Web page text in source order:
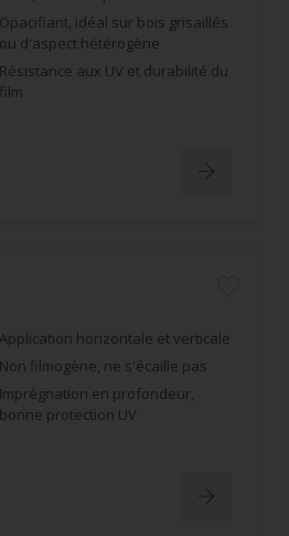
Opacifiant, idéal sur bois grisaillés
ou d'aspect hétérogène
Résistance aux UV et durabilité du
film
Application horizontale et verticale
Non filmogène, ne s'écaille pas
Imprégnation en profondeur,
bonne protection UV